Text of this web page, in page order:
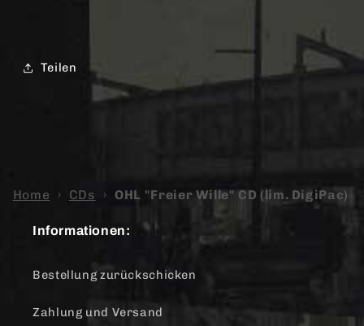
Teilen
Home › CDs › OHL "Freier Wille" CD (lim. DigiPac)
Informationen:
Bestellung zurückschicken
Zahlung und Versand